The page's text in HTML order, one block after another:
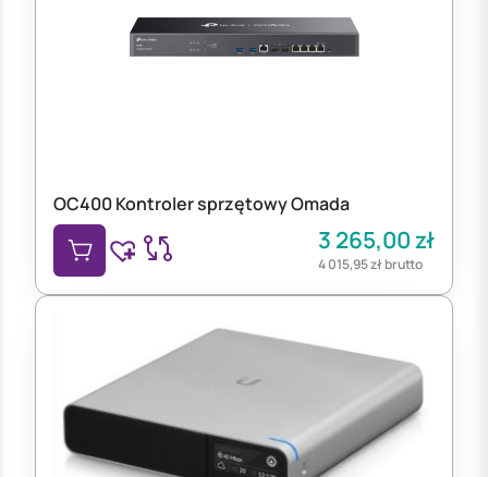
OC400 Kontroler sprzętowy Omada
3 265,00zł
4 015,95złbrutto